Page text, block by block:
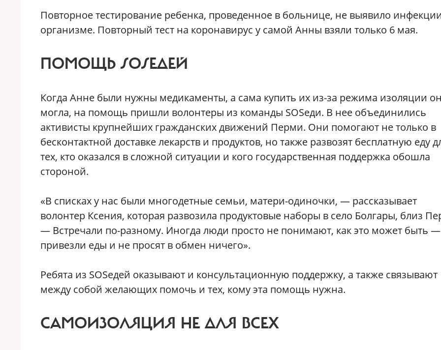
Повторное тестирование ребенка, проведенное в больнице, не выявило
организме. Повторный тест на коронавирус у самой Анны взяли только 6 мая.
ПОМОЩЬ SOSЕДЕЙ
Когда Анне были нужны медикаменты, а сама купить их из-за режима изоляции
могла, на помощь пришли волонтеры из команды SOSеди. В нее объединились
активисты крупнейших гражданских движений Перми. Они помогают не только в
бесконтактной доставке лекарств и продуктов, но также развозят бесплатную еду
тех, кто оказался в сложной ситуации и кого государственная поддержка обошла
стороной.
«В списках у нас были многодетные семьи, матери-одиночки, — рассказывает
волонтер Ксения, которая развозила продуктовые наборы в село Болгары, близ
— Встречали по-разному. Иногда люди просто не понимают, как это может быть —
привезли еды и не просят в обмен ничего».
Ребята из SOSедей оказывают и консультационную поддержку, а также связывают
между собой желающих помочь и тех, кому эта помощь нужна.
САМОИЗОЛЯЦИЯ НЕ ДЛЯ ВСЕХ